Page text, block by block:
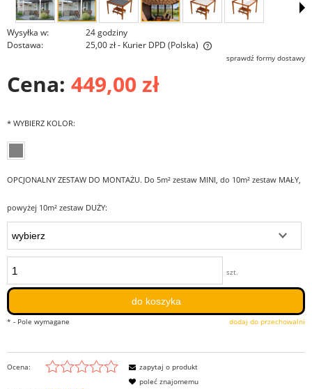
Wysyłka w:
24 godziny
Dostawa:
25,00 zł- Kurier DPD (Polska)
Cena nie zawiera ewentualnych kosztów płatnościsprawdź formy dostawy
Cena: 449,00 zł
* WYBIERZ KOLOR:
OPCJONALNY ZESTAW DO MONTAŻU. Do 5m² zestaw MINI, do 10m² zestaw MAŁY,
powyżej 10m² zestaw DUŻY:
szt.
do koszyka
dodaj do przechowalni
* - Pole wymagane
Ocena:
zapytaj o produkt
poleć znajomemu